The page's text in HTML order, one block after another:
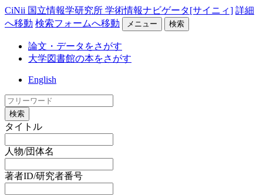
CiNii 国立情報学研究所 学術情報ナビゲータ[サイニィ] 詳細
へ移動 検索フォームへ移動 メニュー 検索
論文・データをさがす
大学図書館の本をさがす
English
検索
タイトル
人物/団体名
著者ID/研究者番号